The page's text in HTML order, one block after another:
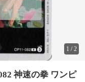
1 /2
神速の拳 ワンピ